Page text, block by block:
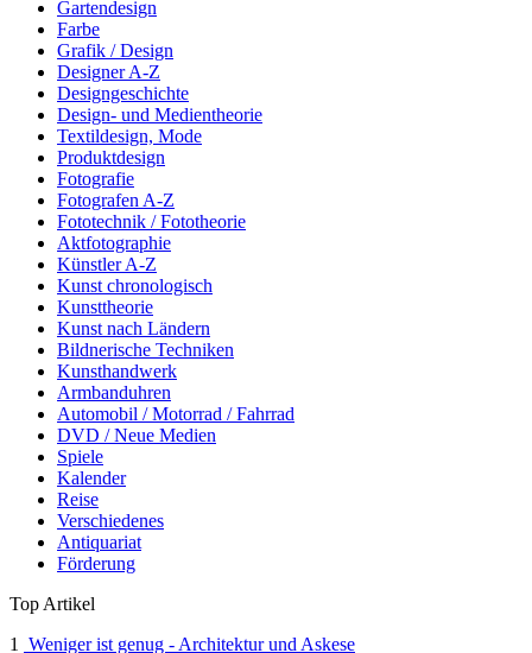
Gartendesign
Farbe
Grafik / Design
Designer A-Z
Designgeschichte
Design- und Medientheorie
Textildesign, Mode
Produktdesign
Fotografie
Fotografen A-Z
Fototechnik / Fototheorie
Aktfotographie
Künstler A-Z
Kunst chronologisch
Kunsttheorie
Kunst nach Ländern
Bildnerische Techniken
Kunsthandwerk
Armbanduhren
Automobil / Motorrad / Fahrrad
DVD / Neue Medien
Spiele
Kalender
Reise
Verschiedenes
Antiquariat
Förderung
Top Artikel
1
Weniger ist genug - Architektur und Askese